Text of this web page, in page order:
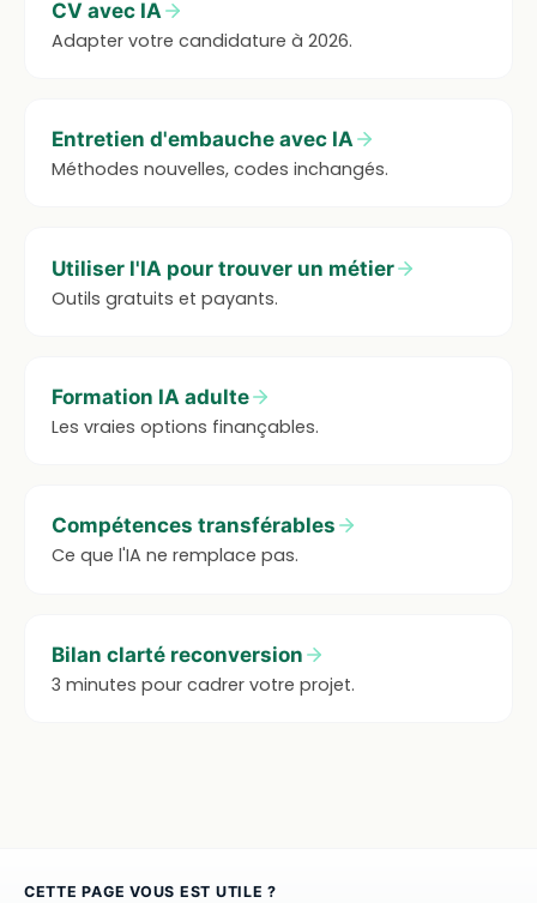
CV avec IA
Adapter votre candidature à 2026.
Entretien d'embauche avec IA
Méthodes nouvelles, codes inchangés.
Utiliser l'IA pour trouver un métier
Outils gratuits et payants.
Formation IA adulte
Les vraies options finançables.
Compétences transférables
Ce que l'IA ne remplace pas.
Bilan clarté reconversion
3 minutes pour cadrer votre projet.
CETTE PAGE VOUS EST UTILE ?